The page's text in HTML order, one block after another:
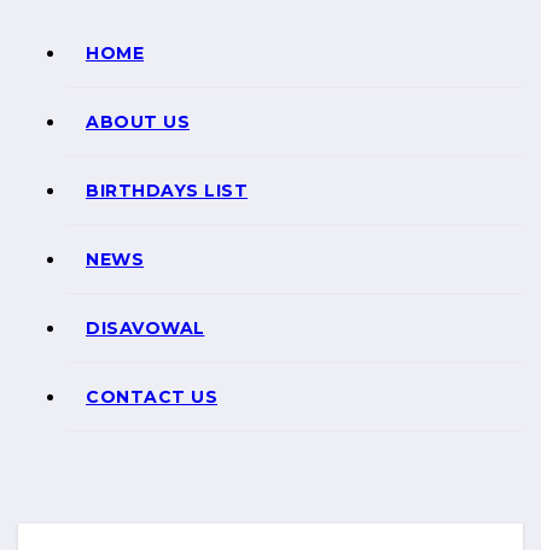
HOME
ABOUT US
BIRTHDAYS LIST
NEWS
DISAVOWAL
CONTACT US